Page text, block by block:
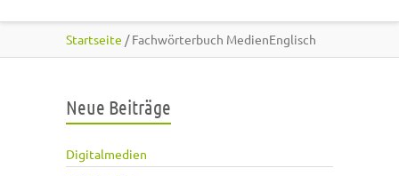
Startseite / Fachwörterbuch MedienEnglisch
Neue Beiträge
Digitalmedien